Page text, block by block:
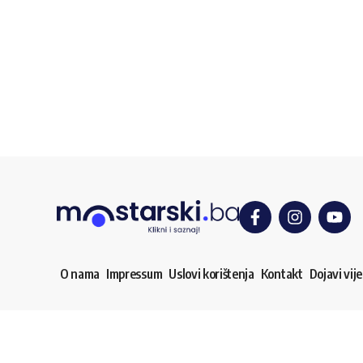
O nama Impressum Uslovi korištenja Kontakt Dojavi